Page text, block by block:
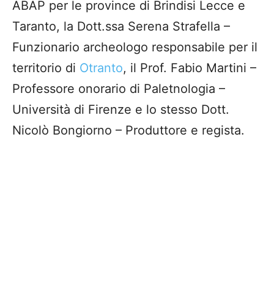
ABAP per le province di Brindisi Lecce e
Taranto, la Dott.ssa Serena Strafella –
Funzionario archeologo responsabile per il
territorio di Otranto, il Prof. Fabio Martini –
Professore onorario di Paletnologia –
Università di Firenze e lo stesso Dott.
Nicolò Bongiorno – Produttore e regista.